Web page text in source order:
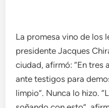
La promesa vino de los
presidente Jacques
ciudad, afirmó: “En tres
ante testigos para
limpio”. Nunca lo hizo.